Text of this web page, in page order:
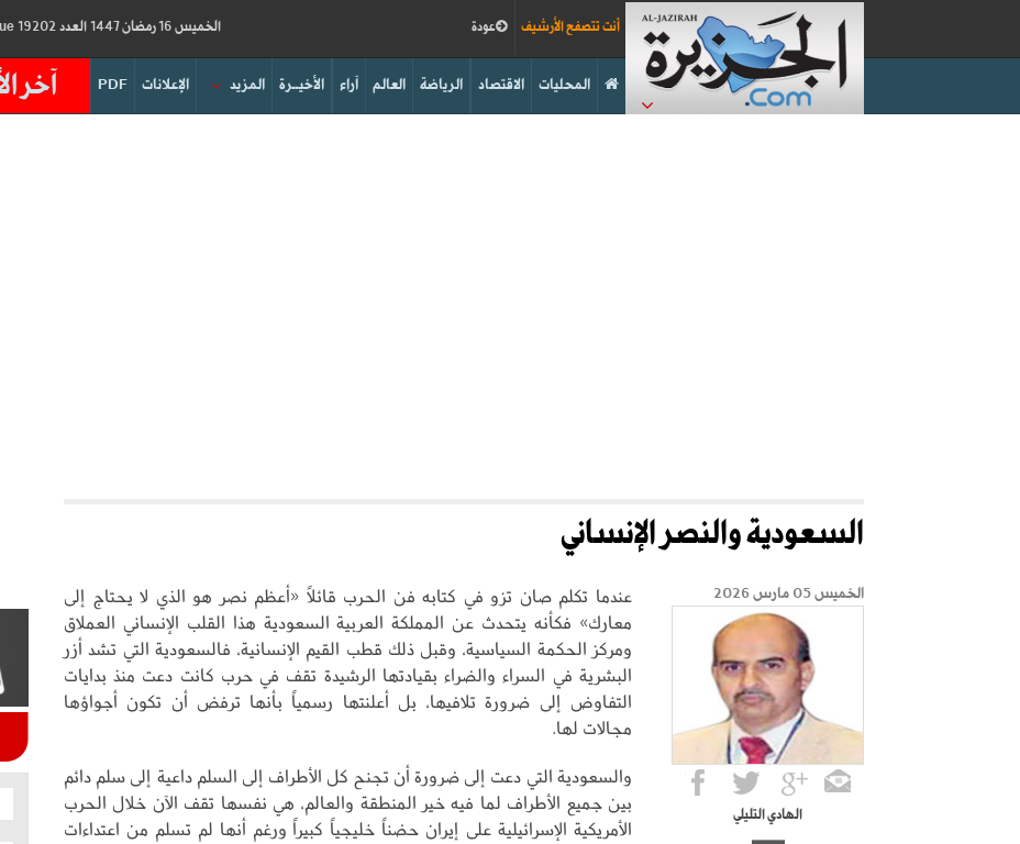
الخميس 16 رمضان 1447 العدد 19202 عودة أنت تتصفح الأرشيف
آخر PDF الإعلانات المزيد الأخيــرة آراء العالم الرياضة الاقتصاد المحليات
السعودية والنصر الإنساني
الخميس 05 مارس 2026
الهادي التليلي
عندما تكلم صان تزو في كتابه فن الحرب قائلاً «أعظم نصر هو الذي لا يحتاج إلى
معارك» فكأنه يتحدث عن المملكة العربية السعودية هذا القلب الإنساني العملاق
ومركز الحكمة السياسية، وقبل ذلك قطب القيم الإنسانية، فالسعودية التي تشد أزر
البشرية في السراء والضراء بقيادتها الرشيدة تقف في حرب كانت دعت منذ بدايات
التفاوض إلى ضرورة تلافيها، بل أعلنتها رسمياً بأنها ترفض أن تكون أجواؤها
مجالات لها.
والسعودية التي دعت إلى ضرورة أن تجنح كل الأطراف إلى السلم داعية إلى سلم دائم
بين جميع الأطراف لما فيه خير المنطقة والعالم، هي نفسها تقف الآن خلال الحرب
الأمريكية الإسرائيلية على إيران حضناً خليجياً كبيراً ورغم أنها لم تسلم من اعتداءات